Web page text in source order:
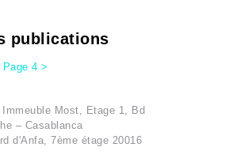
publications
Page4 >
Most, Etage 1, Bd
– Casablanca
d'Anfa, 7ème étage 20016